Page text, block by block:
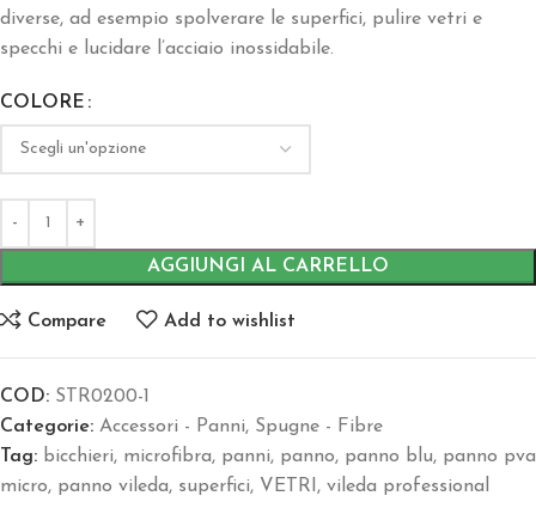
diverse, ad esempio spolverare le superfici, pulire vetri e
specchi e lucidare l’acciaio inossidabile.
COLORE
AGGIUNGI AL CARRELLO
Compare Add to wishlist
COD: STR0200-1
Categorie: Accessori - Panni, Spugne - Fibre
Tag: bicchieri, microfibra, panni, panno, panno blu, panno pva
micro, panno vileda, superfici, VETRI , vileda professional